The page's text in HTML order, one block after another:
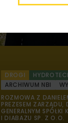
DROGI
ARCHIWUM NBI
ROZMOWA Z
PREZESEM ZARZĄDU,
GENERALNYM SPÓŁKI
I DIABAZU SP. Z O.O.